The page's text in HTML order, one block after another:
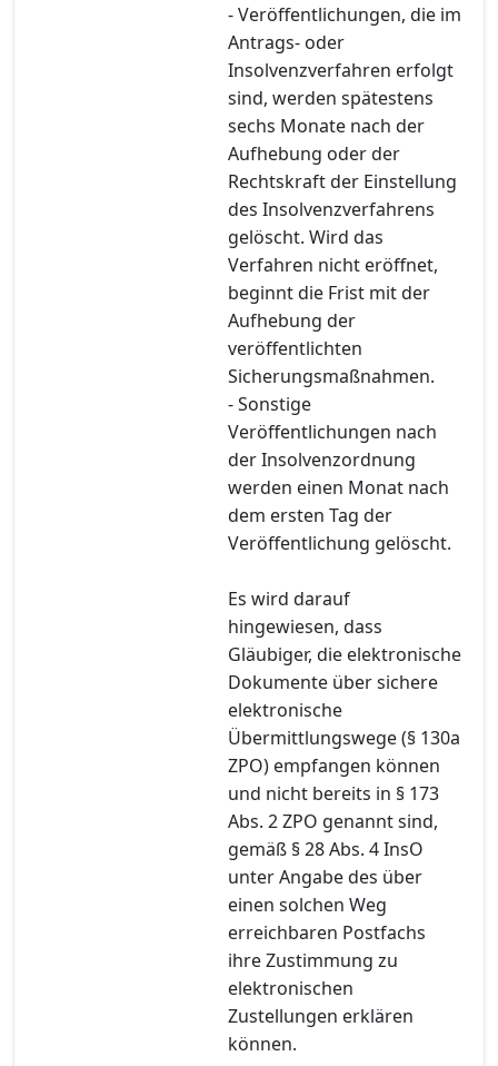
- Veröffentlichungen, die im
Antrags- oder
Insolvenzverfahren erfolgt
sind, werden spätestens
sechs Monate nach der
Aufhebung oder der
Rechtskraft der Einstellung
des Insolvenzverfahrens
gelöscht. Wird das
Verfahren nicht eröffnet,
beginnt die Frist mit der
Aufhebung der
veröffentlichten
Sicherungsmaßnahmen.
- Sonstige
Veröffentlichungen nach
der Insolvenzordnung
werden einen Monat nach
dem ersten Tag der
Veröffentlichung gelöscht.
Es wird darauf
hingewiesen, dass
Gläubiger, die elektronische
Dokumente über sichere
elektronische
Übermittlungswege (§ 130a
ZPO) empfangen können
und nicht bereits in § 173
Abs. 2 ZPO genannt sind,
gemäß § 28 Abs. 4 InsO
unter Angabe des über
einen solchen Weg
erreichbaren Postfachs
ihre Zustimmung zu
elektronischen
Zustellungen erklären
können.